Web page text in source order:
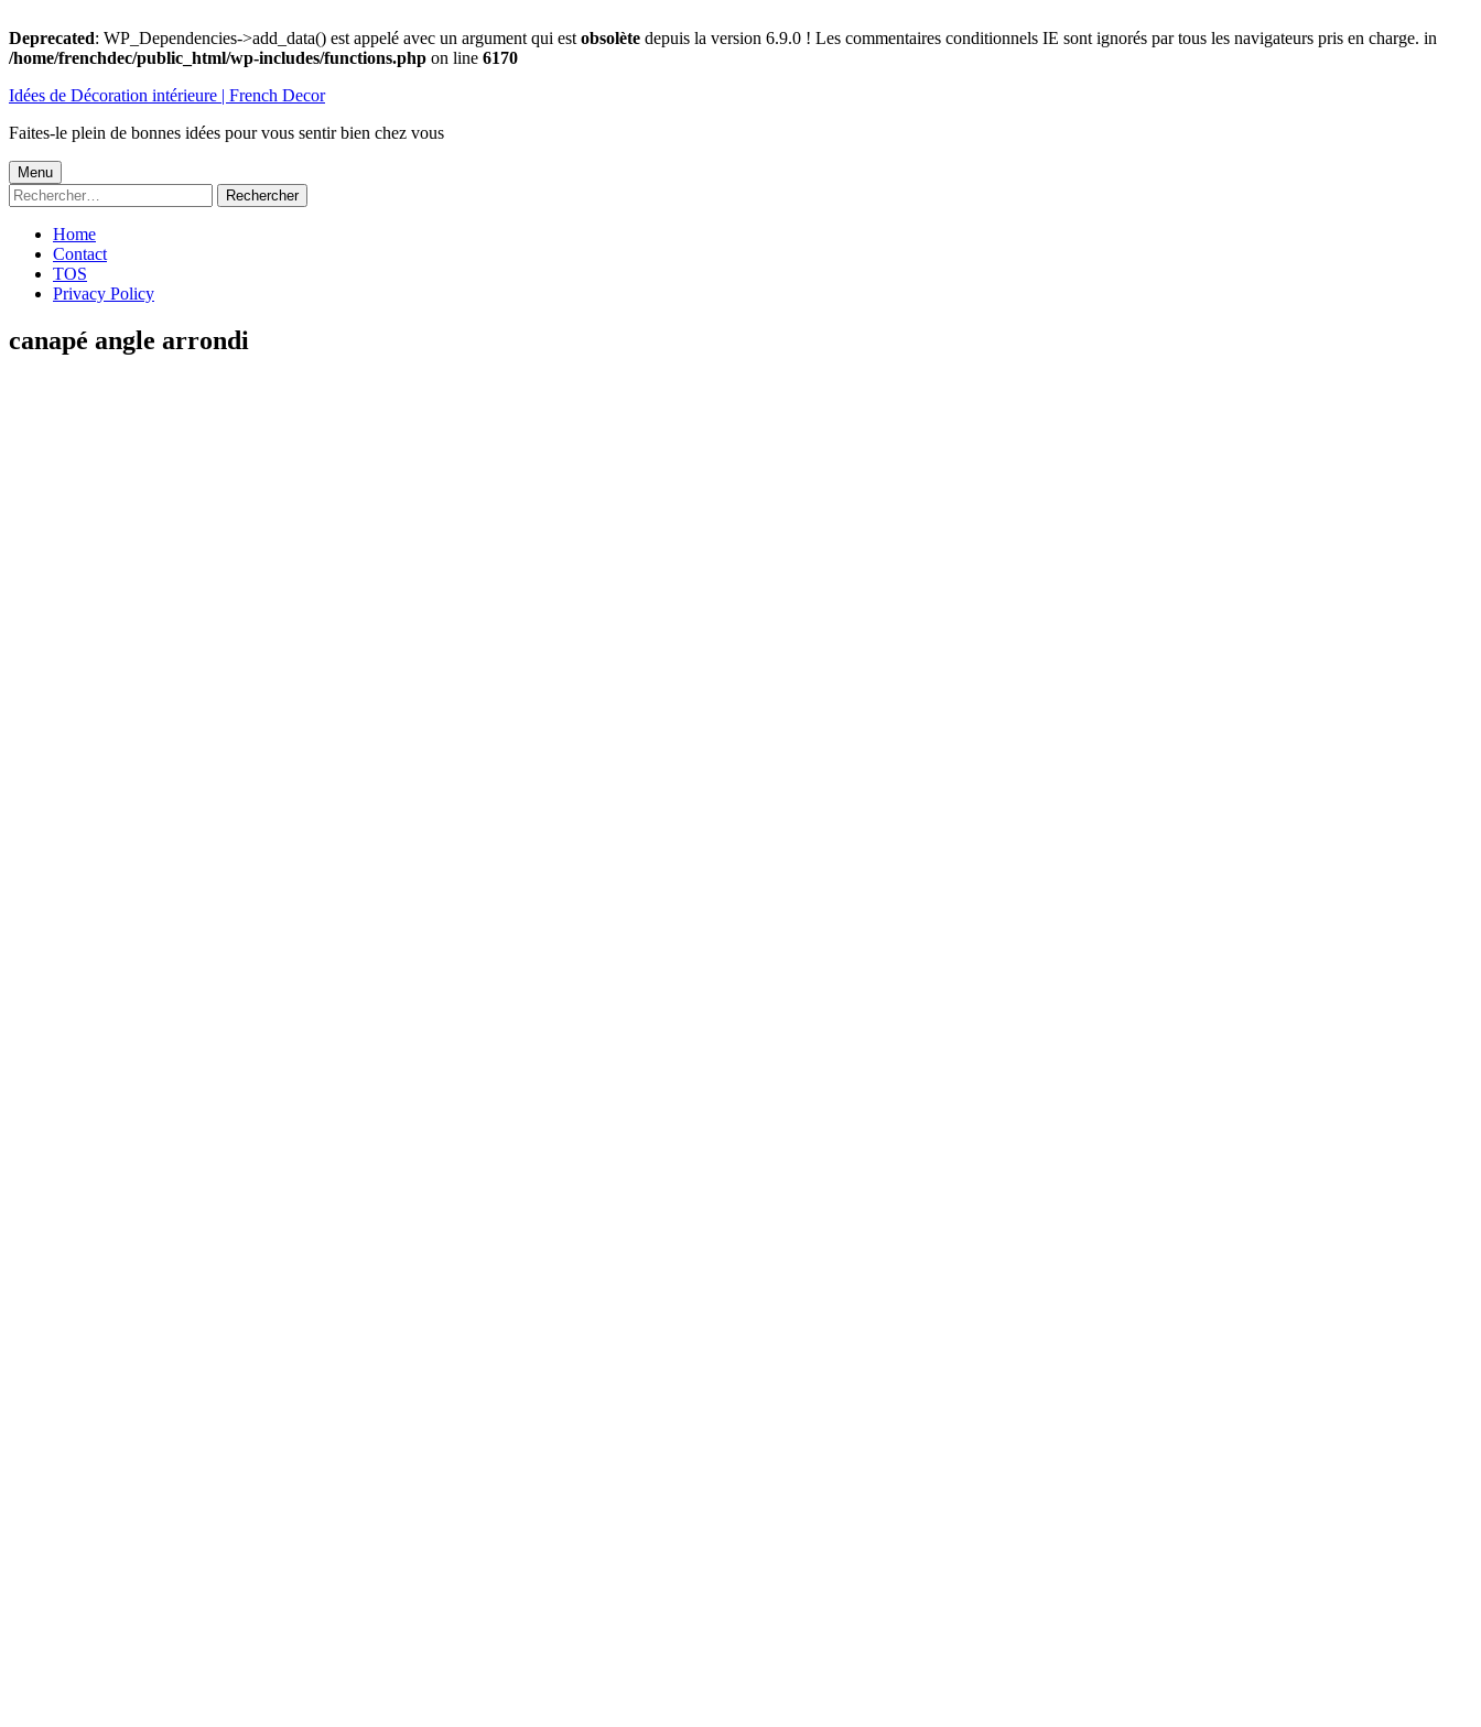
Deprecated: WP_Dependencies->add_data() est appelé avec un argument qui est obsolète depuis la version 6.9.0 ! Les commentaires conditionnels IE sont ignorés par tous les navigateurs pris en charge. in
/home/frenchdec/public_html/wp-includes/functions.php on line 6170
au
Idées de Décoration intérieure | French Decor
Faites-le plein de bonnes idées pour vous sentir bien chez vous
Menu
principal
Menu
Rechercher :
Home
Contact
TOS
Privacy Policy
canapé angle arrondi